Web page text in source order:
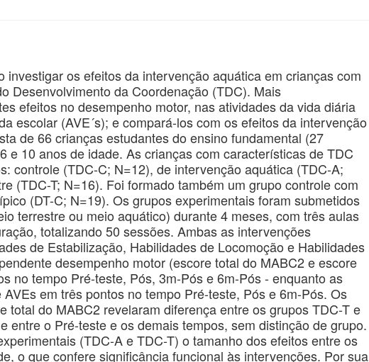
investigar os efeitos da intervenção aquática em crianças com
Desenvolvimento da Coordenação (TDC). Mais
efeitos no desempenho motor, nas atividades da vida diária
escolar (AVE´s); e compará-los com os efeitos da intervenção
de 66 crianças estudantes do ensino fundamental (27
e 10 anos de idade. As crianças com características de TDC
controle (TDC-C; N=12), de intervenção aquática (TDC-A;
(TDC-T; N=16). Foi formado também um grupo controle com
(DT-C; N=19). Os grupos experimentais foram submetidos
terrestre ou meio aquático) durante 4 meses, com três aulas
totalizando 50 sessões. Ambas as intervenções
de Estabilização, Habilidades de Locomoção e Habilidades
desempenho motor (escore total do MABC2 e escore
no tempo Pré-teste, Pós, 3m-Pós e 6m-Pós - enquanto as
em três pontos no tempo Pré-teste, Pós e 6m-Pós. Os
total do MABC2 revelaram diferença entre os grupos TDC-T e
entre o Pré-teste e os demais tempos, sem distinção de grupo.
(TDC-A e TDC-T) o tamanho dos efeitos entre os
o que confere significância funcional às intervenções. Por sua